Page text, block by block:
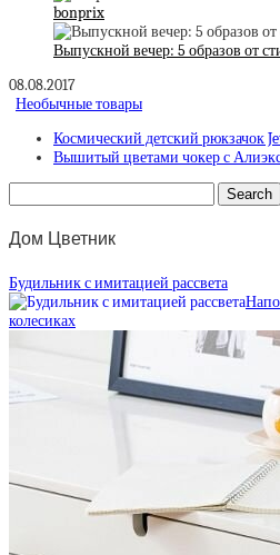
bonprix
Выпускной вечер: 5 образов от
08.08.2017
Необычные товары
Космический детский рюкзачок
Вышитый цветами чокер с
Дом Цветник
Будильник с имитацией рассвета
колесиках